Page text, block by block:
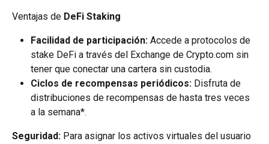
Ventajas de DeFi Staking
Facilidad de participación: Accede a protocolos de
stake DeFi a través del Exchange de Crypto.com sin
tener que conectar una cartera sin custodia.
Ciclos de recompensas periódicos: Disfruta de
distribuciones de recompensas de hasta tres veces
a la semana*.
Seguridad: Para asignar los activos virtuales del usuario